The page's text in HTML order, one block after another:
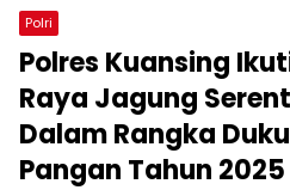
Polri
Polres Kuansing
Raya Jagung
Dalam Rangka
Pangan Tahun 2025